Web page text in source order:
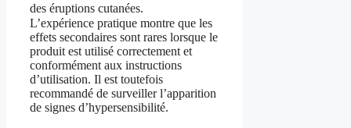
des éruptions cutanées.
L’expérience pratique montre que les
effets secondaires sont rares lorsque le
produit est utilisé correctement et
conformément aux instructions
d’utilisation. Il est toutefois
recommandé de surveiller l’apparition
de signes d’hypersensibilité.